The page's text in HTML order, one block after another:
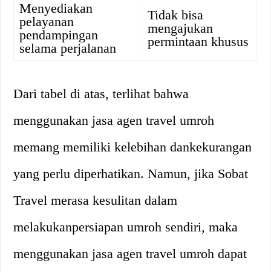
Menyediakan
pelayanan
pendampingan
selama perjalanan
Tidak bisa
mengajukan
permintaan khusus
Dari tabel di atas, terlihat bahwa
menggunakan jasa agen travel umroh
memang memiliki kelebihan dankekurangan
yang perlu diperhatikan. Namun, jika Sobat
Travel merasa kesulitan dalam
melakukanpersiapan umroh sendiri, maka
menggunakan jasa agen travel umroh dapat